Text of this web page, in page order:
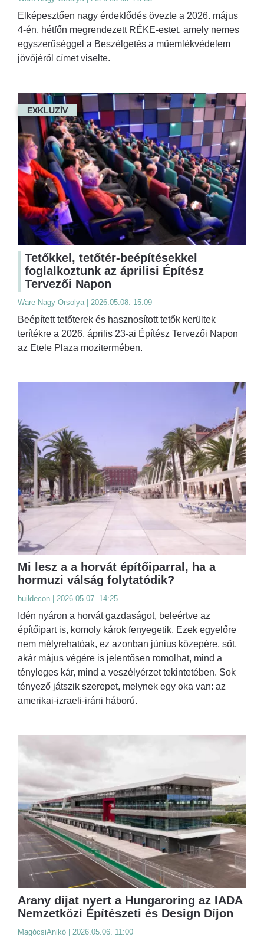
Elképesztően nagy érdeklődés övezte a 2026. május
4-én, hétfőn megrendezett RÉKE-estet, amely nemes
egyszerűséggel a Beszélgetés a műemlékvédelem
jövőjéről címet viselte.
EXKLUZÍV
Tetőkkel, tetőtér-beépítésekkel
foglalkoztunk az áprilisi Építész
Tervezői Napon
Ware-Nagy Orsolya | 2026.05.08. 15:09
Beépített tetőterek és hasznosított tetők kerültek
terítékre a 2026. április 23-ai Építész Tervezői Napon
az Etele Plaza mozitermében.
Mi lesz a a horvát építőiparral, ha a
hormuzi válság folytatódik?
buildecon | 2026.05.07. 14:25
Idén nyáron a horvát gazdaságot, beleértve az
építőipart is, komoly károk fenyegetik. Ezek egyelőre
nem mélyrehatóak, ez azonban június közepére, sőt,
akár május végére is jelentősen romolhat, mind a
tényleges kár, mind a veszélyérzet tekintetében. Sok
tényező játszik szerepet, melynek egy oka van: az
amerikai-izraeli-iráni háború.
Arany díjat nyert a Hungaroring az IADA
Nemzetközi Építészeti és Design Díjon
MagócsiAnikó | 2026.05.06. 11:00